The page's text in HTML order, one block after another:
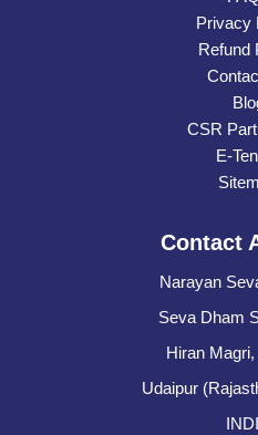
Privacy
Refund
CSR
E-
Contact
Narayan
Seva Dham
Hiran
Udaipur